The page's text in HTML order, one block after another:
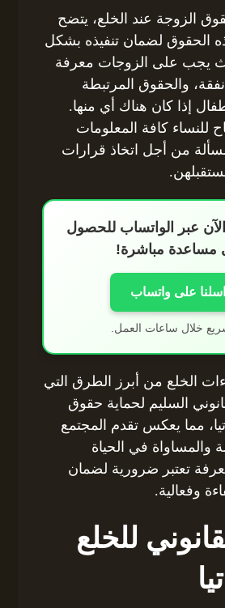
الزوجة عند الخلع، يتضح
الحقوق لضمان تنفيذه بشكل
يجب على الزوجات معرفة
والحقوق المرتبطة
إذا كان هناك أي منها.
للنساء كافة المعلومات
من أجل اتخاذ قرارات
عبر الواتساب للحصول
مساعدة مباشرة!
على واتساب
خلال ساعات العمل.
الخلع من أبرز الطرق التي
السليم لحماية حقوق
مما يعكس تقدم المجتمع
والمساواة في الحياة
تعتبر ضرورية لضمان
وفعالية.
للخلع